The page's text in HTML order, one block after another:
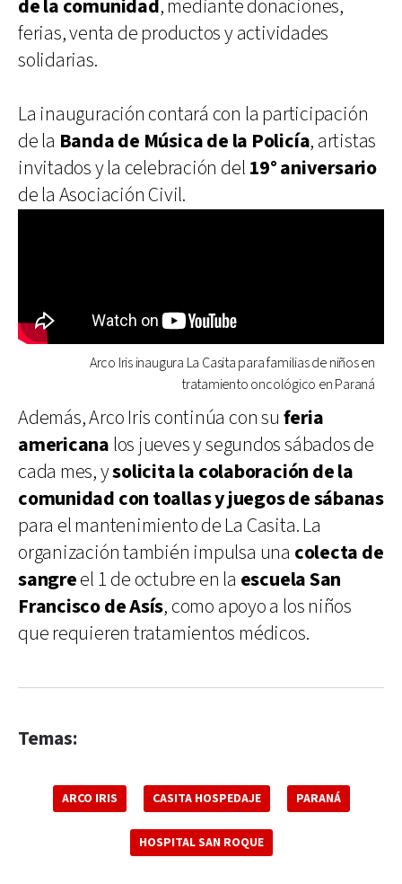
de la comunidad, mediante donaciones,
ferias, venta de productos y actividades
solidarias.
La inauguración contará con la participación
de la Banda de Música de la Policía, artistas
invitados y la celebración del 19° aniversario
de la Asociación Civil.
Arco Iris inaugura La Casita para familias de niños en
tratamiento oncológico en Paraná
Además, Arco Iris continúa con su feria
americana los jueves y segundos sábados de
cada mes, ysolicita la colaboración de la
comunidad con toallas y juegos de sábanas
para el mantenimiento de La Casita. La
organización también impulsa una colecta de
sangreel 1 de octubre en la escuela San
Francisco de Asís, como apoyo a los niños
que requieren tratamientos médicos.
Temas:
ARCO IRIS CASITA HOSPEDAJE PARANÁ
HOSPITAL SAN ROQUE